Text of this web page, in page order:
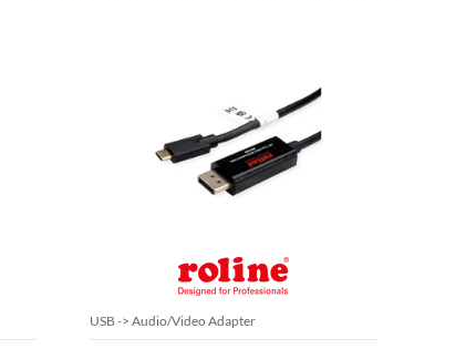
USB -> Audio/Video Adapter